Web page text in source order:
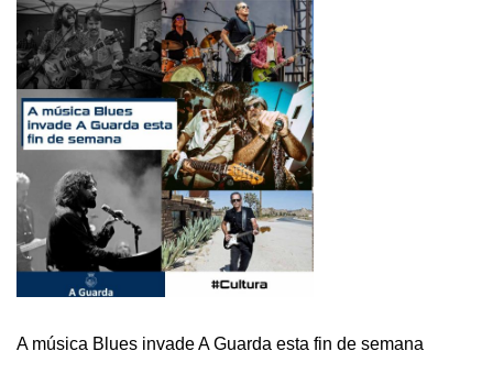
A música Blues invade A Guarda esta fin de semana